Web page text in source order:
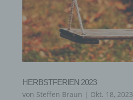
HERBSTFERIEN 2023
von Steffen Braun | Okt. 18, 2023